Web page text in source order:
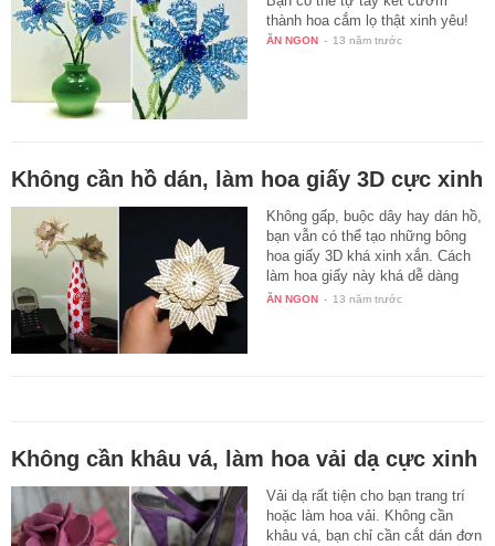
thành hoa cắm lọ thật xinh yêu!
ĂN NGON - 13 năm trước
Không cần hồ dán, làm hoa giấy 3D cực xinh
Không gấp, buộc dây hay dán hồ,
bạn vẫn có thể tạo những bông
hoa giấy 3D khá xinh xắn. Cách
làm hoa giấy này khá dễ dàng
và…
ĂN NGON - 13 năm trước
Không cần khâu vá, làm hoa vải dạ cực xinh
Vải dạ rất tiện cho bạn trang trí
hoặc làm hoa vải. Không cần
khâu vá, bạn chỉ cần cắt dán đơn